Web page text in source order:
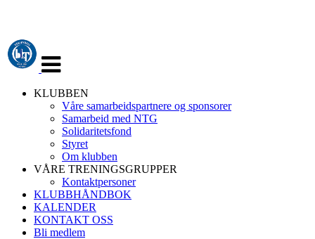
navigasjon
KLUBBEN
Våre samarbeidspartnere og sponsorer
Samarbeid med NTG
Solidaritetsfond
Styret
Om klubben
VÅRE TRENINGSGRUPPER
Kontaktpersoner
KLUBBHÅNDBOK
KALENDER
KONTAKT OSS
Bli medlem